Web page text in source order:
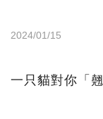
2024/01/15
一只貓對你「